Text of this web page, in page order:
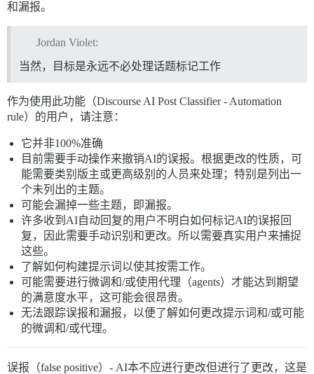
和漏报。
Jordan Violet:
当然，目标是永远不必处理话题标记工作
作为使用此功能（Discourse AI Post Classifier - Automation
rule）的用户，请注意：
它并非100%准确
目前需要手动操作来撤销AI的误报。根据更改的性质，可
能需要类别版主或更高级别的人员来处理；特别是列出一
个未列出的主题。
可能会漏掉一些主题，即漏报。
许多收到AI自动回复的用户不明白如何标记AI的误报回
复，因此需要手动识别和更改。所以需要真实用户来捕捉
这些。
了解如何构建提示词以使其按需工作。
可能需要进行微调和/或使用代理（agents）才能达到期望
的满意度水平，这可能会很昂贵。
无法跟踪误报和漏报，以便了解如何更改提示词和/或可能
的微调和/或代理。
误报（false positive）- AI本不应进行更改但进行了更改，这是